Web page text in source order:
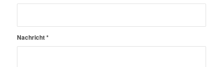
Nachricht*